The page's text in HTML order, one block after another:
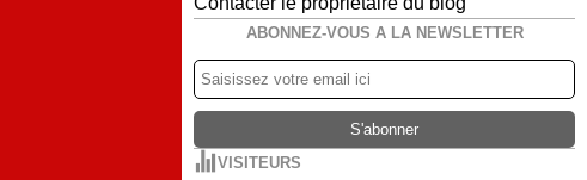
ABONNEZ-VOUS A LA NEWSLETTER
VISITEURS